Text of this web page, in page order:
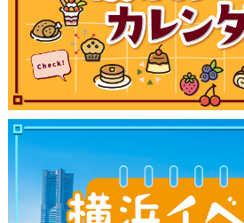
ランキング
ブログ記事
サイトについて